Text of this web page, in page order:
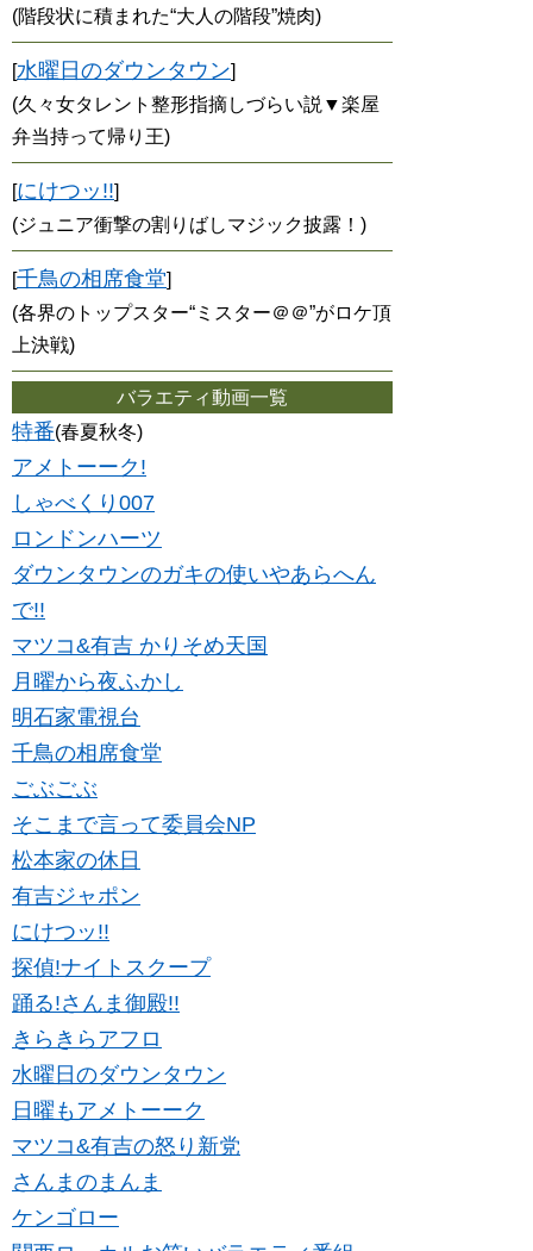
(階段状に積まれた“大人の階段”焼肉)
[水曜日のダウンタウン]
(久々女タレント整形指摘しづらい説▼楽屋
弁当持って帰り王)
[にけつッ!!]
(ジュニア衝撃の割りばしマジック披露！)
[千鳥の相席食堂]
(各界のトップスター“ミスター＠＠”がロケ頂
上決戦)
バラエティ動画一覧
特番(春夏秋冬)
アメトーーク!
しゃべくり007
ロンドンハーツ
ダウンタウンのガキの使いやあらへん
で!!
マツコ&有吉 かりそめ天国
月曜から夜ふかし
明石家電視台
千鳥の相席食堂
ごぶごぶ
そこまで言って委員会NP
松本家の休日
有吉ジャポン
にけつッ!!
探偵!ナイトスクープ
踊る!さんま御殿!!
きらきらアフロ
水曜日のダウンタウン
日曜もアメトーーク
マツコ&有吉の怒り新党
さんまのまんま
ケンゴロー